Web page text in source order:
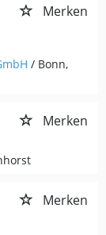
Merken
/ Bonn,
Merken
Merken